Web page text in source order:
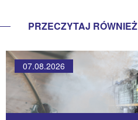
PRZECZYTAJ RÓWNIEŻ
07.08.2026